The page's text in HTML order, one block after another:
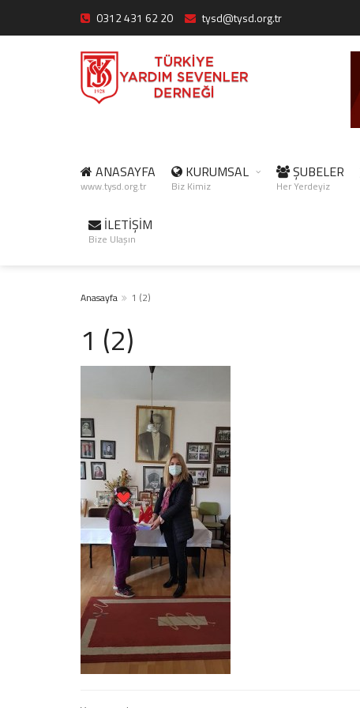
0312 431 62 20 tysd@tysd.org.tr
ANASAYFA
www.tysd.org.tr
KURUMSAL
Biz Kimiz
ŞUBELER
Her Yerdeyiz
İLETİŞİM
Bize Ulaşın
Anasayfa 1 (2)
1 (2)